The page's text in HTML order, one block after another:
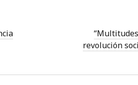
revolución